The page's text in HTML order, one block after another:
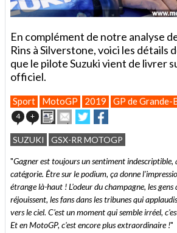
En complément de notre analyse
Rins à Silverstone, voici les détails
que le pilote Suzuki vient de livrer
officiel.
Sport MotoGP 2019 GP de Grande-
4 + ImprimerEnvoyer
cet
article
à
un
ami
Partager
sur
Twitter
sur
Facebook
SUZUKI GSX-RR MOTOGP
"Gagner est toujours un sentiment indescriptible,
catégorie. Être sur le podium, ça donne
étrange là-haut ! L'odeur du champagne, les gens
réjouissent, les fans dans les tribunes qui
vers le ciel. C'est un moment qui semble irréel,
Et en MotoGP, c'est encore plus extraordinaire !"